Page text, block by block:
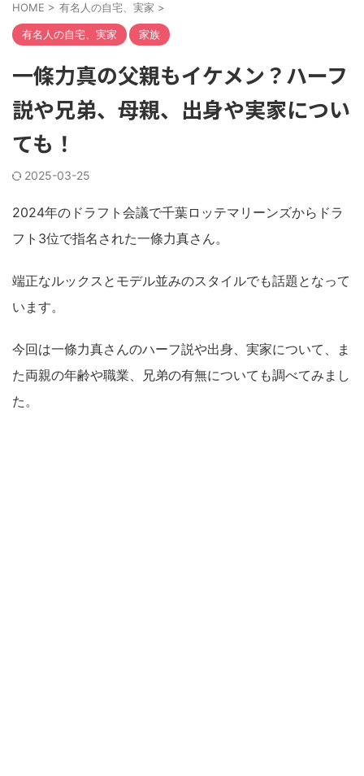
HOME > 有名人の自宅、実家 >
有名人の自宅、実家 家族
一條力真の父親もイケメン？ハーフ
説や兄弟、母親、出身や実家につい
ても！
2025-03-25
2024年のドラフト会議で千葉ロッテマリーンズからドラ
フト3位で指名された一條力真さん。
端正なルックスとモデル並みのスタイルでも話題となって
います。
今回は一條力真さんのハーフ説や出身、実家について、ま
た両親の年齢や職業、兄弟の有無についても調べてみまし
た。